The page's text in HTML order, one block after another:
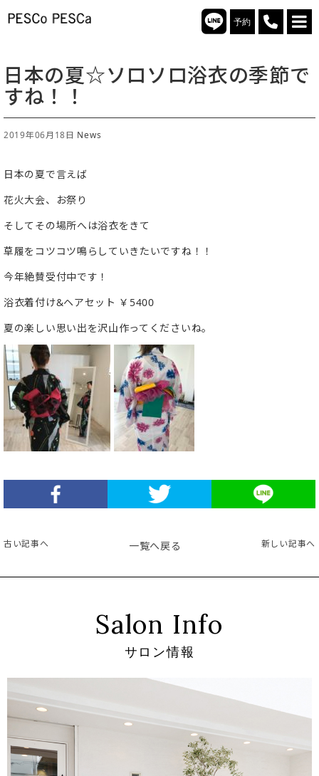
予約
日本の夏☆ソロソロ浴衣の季節で
すね！！
2019年06月18日 News
日本の夏で言えば
花火大会、お祭り
そしてその場所へは浴衣をきて
草履をコツコツ鳴らしていきたいですね！！
今年絶賛受付中です！
浴衣着付け&ヘアセット ￥5400
夏の楽しい思い出を沢山作ってくださいね。
古い記事へ 一覧へ戻る 新しい記事へ
Salon Info
サロン情報